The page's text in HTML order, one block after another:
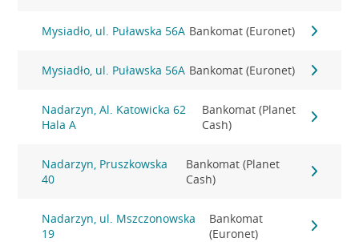
Mysiadło, ul. Puławska 56A Bankomat (Euronet)
Mysiadło, ul. Puławska 56A Bankomat (Euronet)
Nadarzyn, Al. Katowicka 62
Hala A
Bankomat (Planet
Cash)
Nadarzyn, Pruszkowska
40
Bankomat (Planet
Cash)
Nadarzyn, ul. Mszczonowska
19
Bankomat
(Euronet)